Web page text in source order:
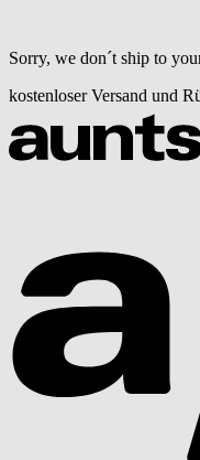
Sorry, we don´t ship to
kostenloser Versand und